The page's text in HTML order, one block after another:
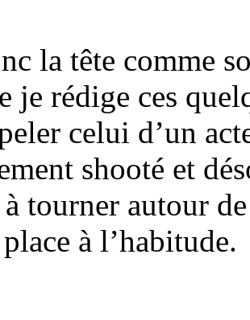
la tête comme
je rédige ces
celui d’un
shooté et
à tourner autour
à l’habitude.